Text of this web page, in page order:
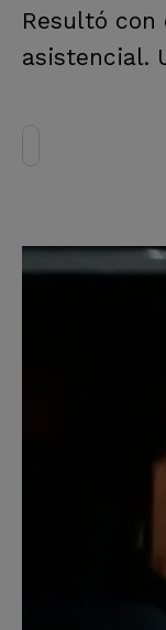
Resultó
asistencial.